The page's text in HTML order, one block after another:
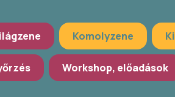
Komolyzene
Workshop, előadások